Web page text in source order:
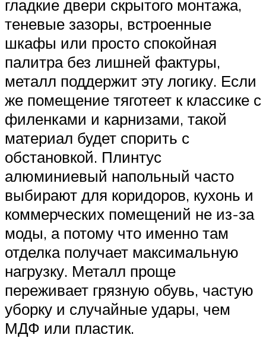
гладкие двери скрытого монтажа,
теневые зазоры, встроенные
шкафы или просто спокойная
палитра без лишней фактуры,
металл поддержит эту логику. Если
же помещение тяготеет к классике с
филенками и карнизами, такой
материал будет спорить с
обстановкой. Плинтус
алюминиевый напольный часто
выбирают для коридоров, кухонь и
коммерческих помещений не из-за
моды, а потому что именно там
отделка получает максимальную
нагрузку. Металл проще
переживает грязную обувь, частую
уборку и случайные удары, чем
МДФ или пластик.